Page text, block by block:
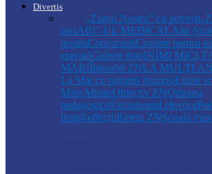
Divertis
,,Ziarul Nostru” cu povești
piciABC-UL MEDICALAlte Știri
nostruConcursuriCuvinte pentru
cravatăGalerie fotoINIMI
MARIÎntreabă ZNLA MULŢI
La Sfat cu oameni frumoșiLume
Mini-MisterObiectiv ZNOdiseea
pedagogicăParlamentul elevilor
timpReflecțiiReteta ZNȘcoala mea